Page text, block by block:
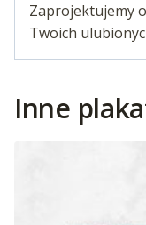
Zaprojektujemy
Twoich
Inne